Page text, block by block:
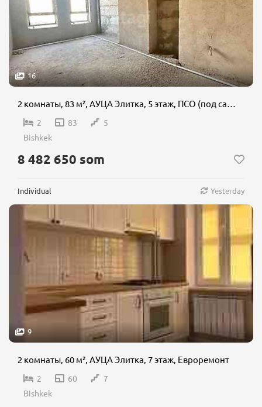
16
2 комнаты, 83 м², АУЦА Элитка, 5 этаж, ПСО (под самоотделку)
2 83
5
Bishkek
8 482 650 som
Individual Yesterday
9
2 комнаты, 60 м², АУЦА Элитка, 7 этаж, Евроремонт
2 60
7
Bishkek